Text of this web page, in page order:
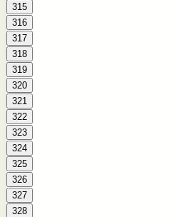
315
316
317
318
319
320
321
322
323
324
325
326
327
328